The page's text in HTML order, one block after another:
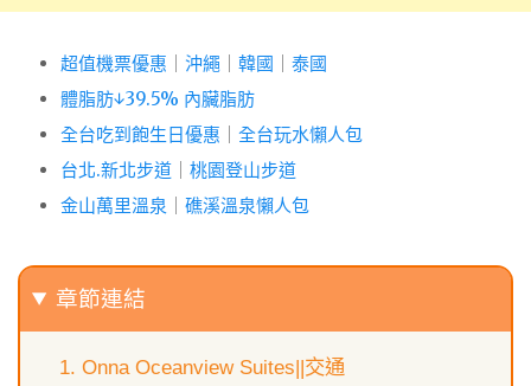
超值機票優惠 沖繩 韓國
泰國
體脂肪↓39.5% 內臟脂肪
全台吃到飽生日優惠
全台玩水懶人包
台北.新北步道
桃園登山步道
金山萬里溫泉
礁溪溫泉懶人包
章節連結
Onna Oceanview Suites||交通